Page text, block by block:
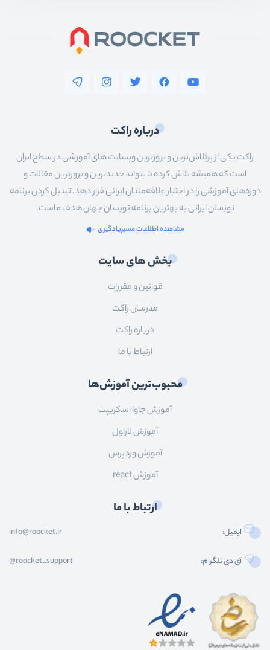
درباره راکت
راکت یکی از پرتلاش‌ترین و بروزترین وبسایت های آموزشی در سطح ایران
است که همیشه تلاش کرده تا بتواند جدیدترین و بروزترین مقالات و
دوره‌های آموزشی را در اختیار علاقه‌مندان ایرانی قرار دهد. تبدیل کردن برنامه
نویسان ایرانی به بهترین برنامه نویسان جهان هدف ماست.
مشاهده اطلاعات مسیریادگیری
بخش های سایت
قوانین و مقررات
مدرسان راکت
درباره راکت
ارتباط با ما
محبوب‌ترین آموزش‌ها
آموزش جاوا اسکریپت
آموزش لاراول
آموزش وردپرس
آموزش react
ارتباط با ما
ایمیل: info@roocket.ir
آی دی تلگرام: @roocket_support